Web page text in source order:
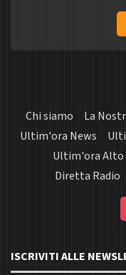
Chi siamo La
Ultim'ora News
Ultim'ora Alto
Diretta Radio
ISCRIVITI ALLE